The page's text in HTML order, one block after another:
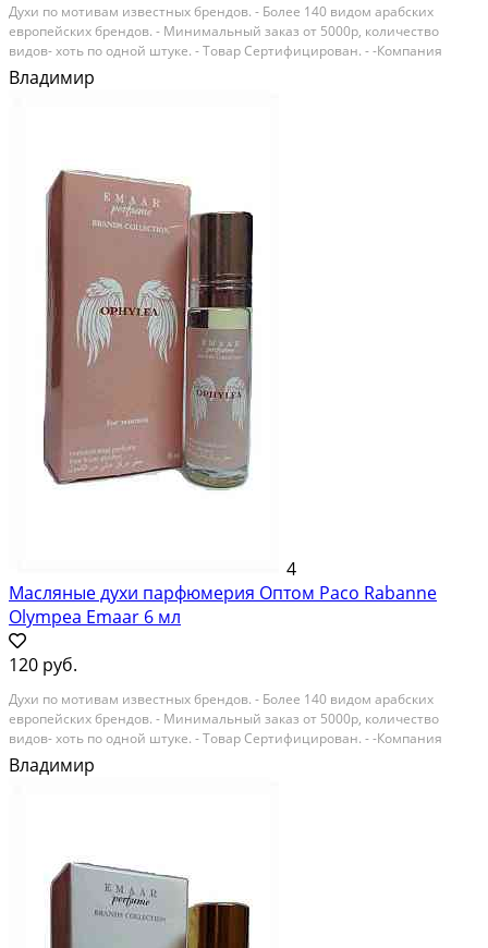
Духи по мотивам известных брендов. - Более 140 видом арабских
европейских брендов. - Минимальный заказ от 5000р, количество
видов- хоть по одной штуке. - Товар Сертифицирован. - -Компания
ModissPRO более 9 лет является поставщиком арабской масляной
парфюмерии и восточной косметики по всей...
Владимир
4
Масляные духи парфюмерия Оптом Paco Rabanne
Olympea Emaar 6 мл
120 руб.
Духи по мотивам известных брендов. - Более 140 видом арабских
европейских брендов. - Минимальный заказ от 5000р, количество
видов- хоть по одной штуке. - Товар Сертифицирован. - -Компания
ModissPRO более 9 лет является поставщиком арабской масляной
парфюмерии и восточной косметики по всей...
Владимир